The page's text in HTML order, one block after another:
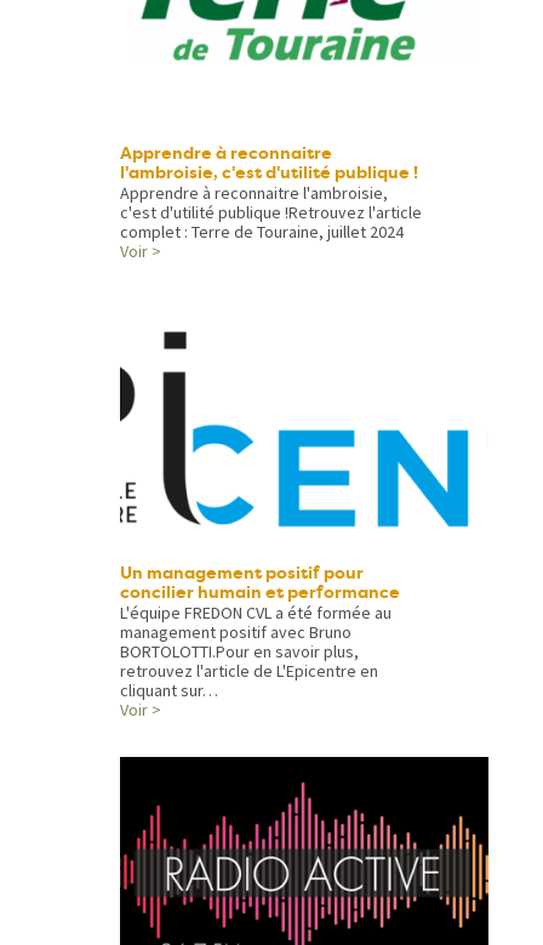
Apprendre à reconnaitre
l'ambroisie, c'est d'utilité publique !
Apprendre à reconnaitre l'ambroisie,
c'est d'utilité publique !Retrouvez l'article
complet : Terre de Touraine, juillet 2024
Voir >
Un management positif pour
concilier humain et performance
L'équipe FREDON CVL a été formée au
management positif avec Bruno
BORTOLOTTI.Pour en savoir plus,
retrouvez l'article de L'Epicentre en
cliquant sur…
Voir >